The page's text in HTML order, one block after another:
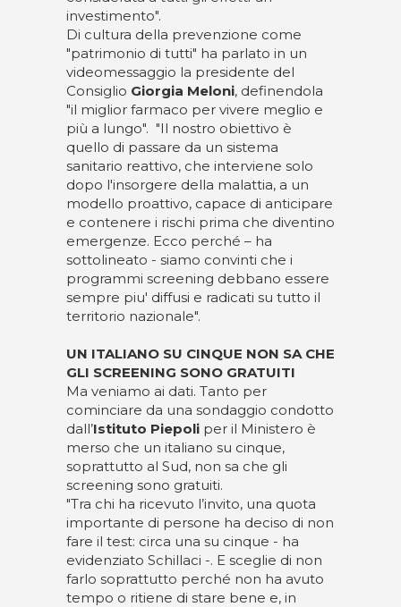
investimento".
Di cultura della prevenzione come
"patrimonio di tutti" ha parlato in un
videomessaggio la presidente del
Consiglio Giorgia Meloni, definendola
"il miglior farmaco per vivere meglio e
più a lungo". "Il nostro obiettivo è
quello di passare da un sistema
sanitario reattivo, che interviene solo
dopo l'insorgere della malattia, a un
modello proattivo, capace di anticipare
e contenere i rischi prima che diventino
emergenze. Ecco perché – ha
sottolineato - siamo convinti che i
programmi screening debbano essere
sempre piu' diffusi e radicati su tutto il
territorio nazionale".
UN ITALIANO SU CINQUE NON SA CHE
GLI SCREENING SONO GRATUITI
Ma veniamo ai dati. Tanto per
cominciare da una sondaggio condotto
dall’Istituto Piepoli per il Ministero è
merso che un italiano su cinque,
soprattutto al Sud, non sa che gli
screening sono gratuiti.
"Tra chi ha ricevuto l’invito, una quota
importante di persone ha deciso di non
fare il test: circa una su cinque - ha
evidenziato Schillaci -. E sceglie di non
farlo soprattutto perché non ha avuto
tempo o ritiene di stare bene e, in